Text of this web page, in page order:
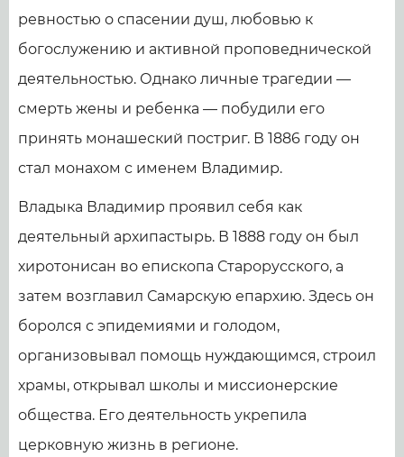
ревностью о спасении душ, любовью к
богослужению и активной проповеднической
деятельностью. Однако личные трагедии —
смерть жены и ребенка — побудили его
принять монашеский постриг. В 1886 году он
стал монахом с именем Владимир.
Владыка Владимир проявил себя как
деятельный архипастырь. В 1888 году он был
хиротонисан во епископа Старорусского, а
затем возглавил Самарскую епархию. Здесь он
боролся с эпидемиями и голодом,
организовывал помощь нуждающимся, строил
храмы, открывал школы и миссионерские
общества. Его деятельность укрепила
церковную жизнь в регионе.